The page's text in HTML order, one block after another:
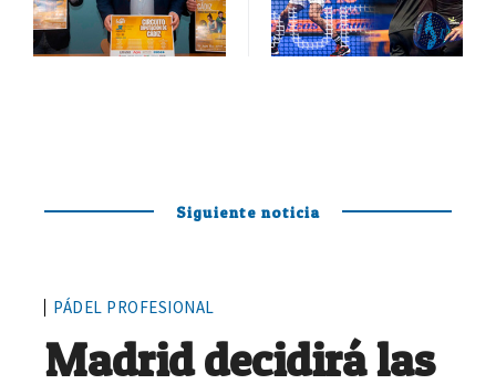
Siguiente noticia
PÁDEL PROFESIONAL
Madrid decidirá las